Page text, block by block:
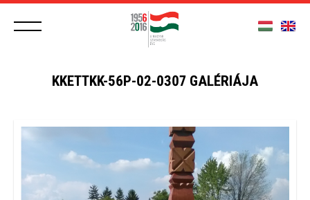
KKETTKK-56P-02-0307 GALÉRIÁJA